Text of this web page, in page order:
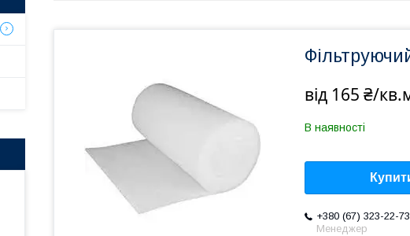
від 165 ₴/
В наявності
+380 (67) 323-22-73
Менеджер